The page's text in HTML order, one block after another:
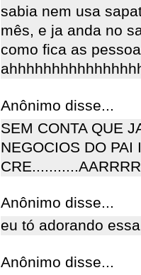
sabia nem usa
mês, e ja anda no
como fica as
Anônimo disse...
SEM CONTA QUE
NEGOCIOS DO
Anônimo disse...
eu tó adorando
Anônimo disse...